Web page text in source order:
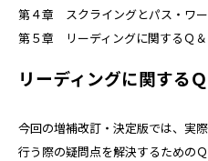
第４章 スクライングとパス・ワ
第５章 リーディングに関するＱ＆
リーディングに関する
今回の増補改訂・決定版では、実
行う際の疑問点を解決するための